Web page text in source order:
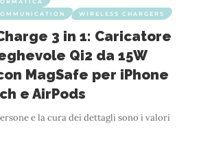
WIRELESS CHARGERS
3 in 1: Caricatore
Qi2 da 15W
MagSafe per iPhone
e AirPods
e la cura dei dettagli sono i valori